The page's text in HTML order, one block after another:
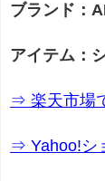
ブランド：
アイテム：
⇒ 楽天市場
⇒ Yahoo!シ